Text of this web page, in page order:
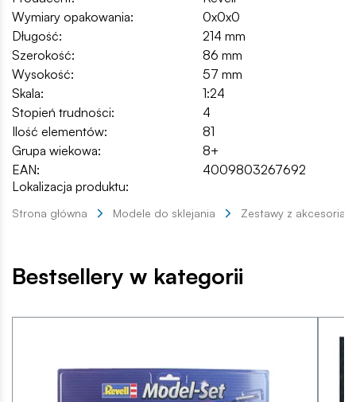
Wymiary opakowania:
0x0x0
Długość:
214 mm
Szerokość:
86 mm
Wysokość:
57 mm
Skala:
1:24
Stopień trudności:
4
Ilość elementów:
81
Grupa wiekowa:
8+
EAN:
4009803267692
Lokalizacja produktu:
Strona główna Modele do sklejania Zestawy z akcesoriami
Bestsellery w kategorii